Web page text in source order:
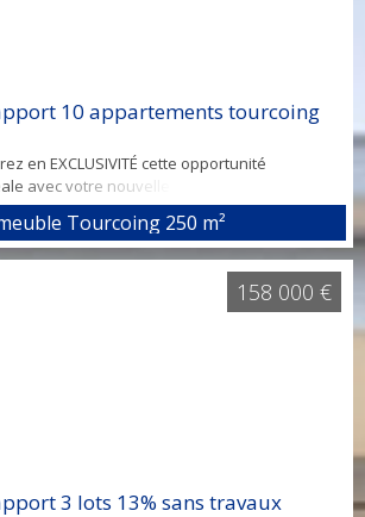
10 appartements tourcoing
en EXCLUSIVITÉ cette opportunité
avec votre nouvelle agence spécialisée sur
d'Investissement Simplifié avec Nos
vous offrons la possibilité de récupérer
à nos forfaits tout compris, conçus pour
les contraintes : Suivi de
et décorat...
Tourcoing 250 m²
3 lots 13% sans travaux
158 000 €